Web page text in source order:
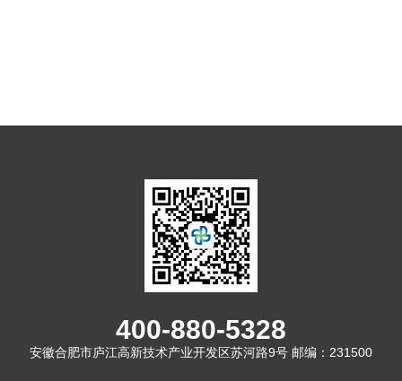
400-880-5328
安徽合肥市庐江高新技术产业开发区苏河路9号 邮编：231500